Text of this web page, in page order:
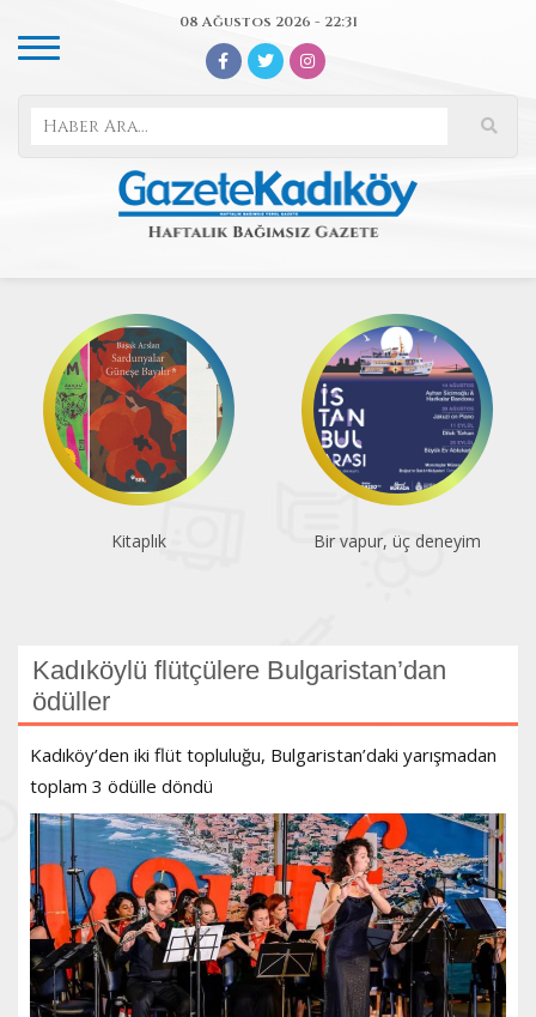
08 Ağustos 2026 - 22:31
Kitaplık Bir vapur, üç deneyim
Kadıköylü flütçülere Bulgaristan’dan
ödüller
Kadıköy’den iki flüt topluluğu, Bulgaristan’daki yarışmadan
toplam 3 ödülle döndü